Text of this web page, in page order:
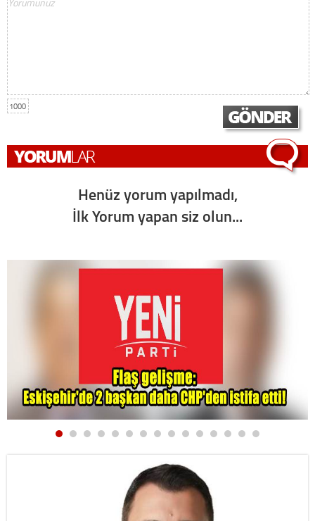
1000
Henüz yorum yapılmadı,
İlk Yorum yapan siz olun...